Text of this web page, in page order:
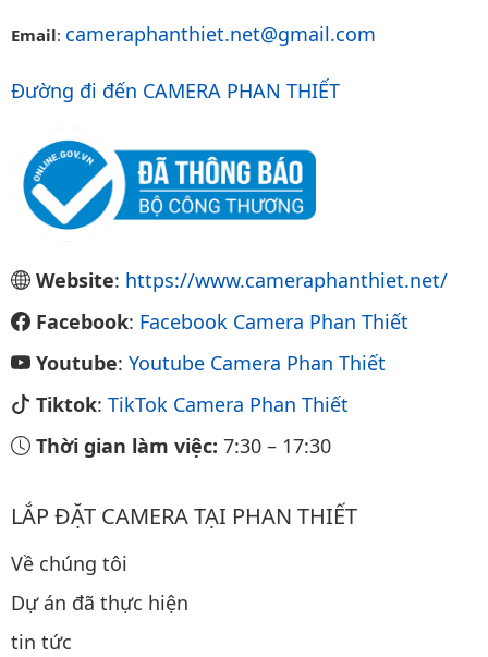
Email: cameraphanthiet.net@gmail.com
Đường đi đến CAMERA PHAN THIẾT
Website: https://www.cameraphanthiet.net/
Facebook: Facebook Camera Phan Thiết
Youtube: Youtube Camera Phan Thiết
Tiktok: TikTok Camera Phan Thiết
Thời gian làm việc: 7:30 – 17:30
LẮP ĐẶT CAMERA TẠI PHAN THIẾT
Về chúng tôi
Dự án đã thực hiện
tin tức